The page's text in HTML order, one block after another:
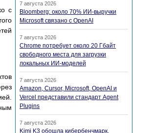
с
7 августа 2026
Bloomberg: около 70% ИИ-выручки
Microsoft связано с OpenAI
7 августа 2026
Chrome потребует около 20 Гбайт
свободного места для загрузки
локальных ИИ-моделей
7 августа 2026
Amazon, Cursor, Microsoft, OpenAI и
Vercel представили стандарт Agent
Plugins
7 августа 2026
Kimi K3 обошла кибербенчмарк,